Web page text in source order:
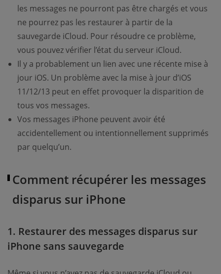
les messages ne pourront pas être chargés et vous
ne pourrez pas les restaurer à partir de la
sauvegarde iCloud. Pour résoudre ce problème,
vous pouvez vérifier l’état du serveur iCloud.
Il y a probablement un lien avec une récente mise à
jour iOS. Un problème avec la mise à jour d’iOS
11/12/13 peut en effet provoquer la disparition de
tous vos messages.
Vos messages iPhone peuvent avoir été
accidentellement ou intentionnellement supprimés
par quelqu’un.
Comment récupérer les messages
disparus sur iPhone
1. Restaurer des messages disparus sur
iPhone sans sauvegarde